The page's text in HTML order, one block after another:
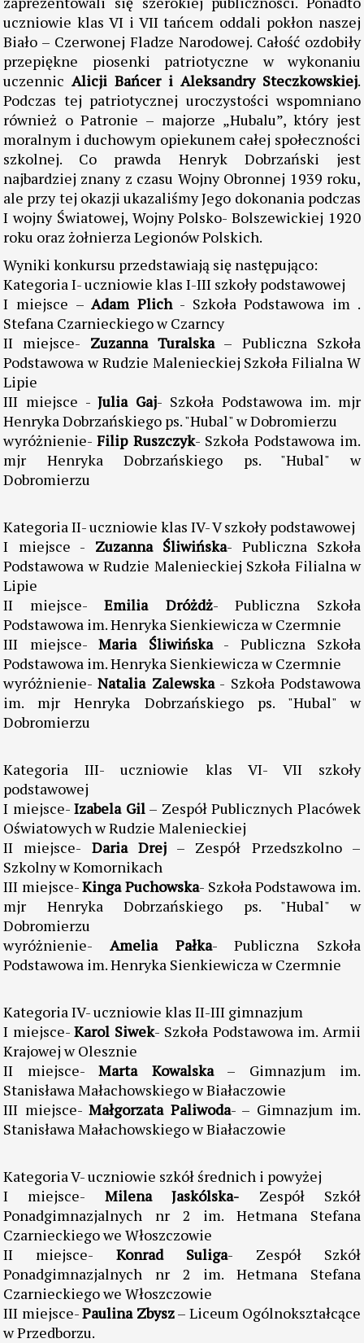
uczniowie klas VI i VII tańcem oddali pokłon naszej
Biało – Czerwonej Fladze Narodowej. Całość ozdobiły
przepiękne piosenki patriotyczne w wykonaniu
uczennic Alicji Bańcer i Aleksandry Steczkowskiej.
Podczas tej patriotycznej uroczystości wspomniano
również o Patronie – majorze „Hubalu”, który jest
moralnym i duchowym opiekunem całej społeczności
szkolnej. Co prawda Henryk Dobrzański jest
najbardziej znany z czasu Wojny Obronnej 1939 roku,
ale przy tej okazji ukazaliśmy Jego dokonania podczas
I wojny Światowej, Wojny Polsko- Bolszewickiej 1920
roku oraz żołnierza Legionów Polskich.
Wyniki konkursu przedstawiają się następująco:
Kategoria I- uczniowie klas I-III szkoły podstawowej
I miejsce –Adam Plich- Szkoła Podstawowa im .
Stefana Czarnieckiego w Czarncy
II miejsce- Zuzanna Turalska– Publiczna Szkoła
Podstawowa w Rudzie Malenieckiej Szkoła Filialna W
Lipie
III miejsce -Julia Gaj- Szkoła Podstawowa im. mjr
Henryka Dobrzańskiego ps. "Hubal" w Dobromierzu
wyróżnienie-Filip Ruszczyk- Szkoła Podstawowa im.
mjr Henryka Dobrzańskiego ps. "Hubal" w
Dobromierzu
Kategoria II- uczniowie klas IV- V szkoły podstawowej
I miejsce - Zuzanna Śliwińska- Publiczna Szkoła
Podstawowa w Rudzie Malenieckiej Szkoła Filialna w
Lipie
II miejsce-Emilia Dróżdż- Publiczna Szkoła
Podstawowa im. Henryka Sienkiewicza w Czermnie
III miejsce- Maria Śliwińska- Publiczna Szkoła
Podstawowa im. Henryka Sienkiewicza w Czermnie
wyróżnienie-Natalia Zalewska- Szkoła Podstawowa
im. mjr Henryka Dobrzańskiego ps. "Hubal" w
Dobromierzu
Kategoria III- uczniowie klas VI- VII szkoły
podstawowej
I miejsce-Izabela Gil– Zespół Publicznych Placówek
Oświatowych w Rudzie Malenieckiej
II miejsce- Daria Drej– Zespół Przedszkolno –
Szkolny w Komornikach
III miejsce-Kinga Puchowska- Szkoła Podstawowa im.
mjr Henryka Dobrzańskiego ps. "Hubal" w
Dobromierzu
wyróżnienie- Amelia Pałka- Publiczna Szkoła
Podstawowa im. Henryka Sienkiewicza w Czermnie
Kategoria IV- uczniowie klas II-III gimnazjum
I miejsce-Karol Siwek- Szkoła Podstawowa im. Armii
Krajowej w Olesznie
II miejsce- Marta Kowalska– Gimnazjum im.
Stanisława Małachowskiego w Białaczowie
III miejsce- Małgorzata Paliwoda- – Gimnazjum im.
Stanisława Małachowskiego w Białaczowie
Kategoria V- uczniowie szkół średnich i powyżej
I miejsce- Milena Jaskólska- Zespół Szkół
Ponadgimnazjalnych nr 2 im. Hetmana Stefana
Czarnieckiego we Włoszczowie
II miejsce- Konrad Suliga- Zespół Szkół
Ponadgimnazjalnych nr 2 im. Hetmana Stefana
Czarnieckiego we Włoszczowie
III miejsce-Paulina Zbysz– Liceum Ogólnokształcące
w Przedborzu.